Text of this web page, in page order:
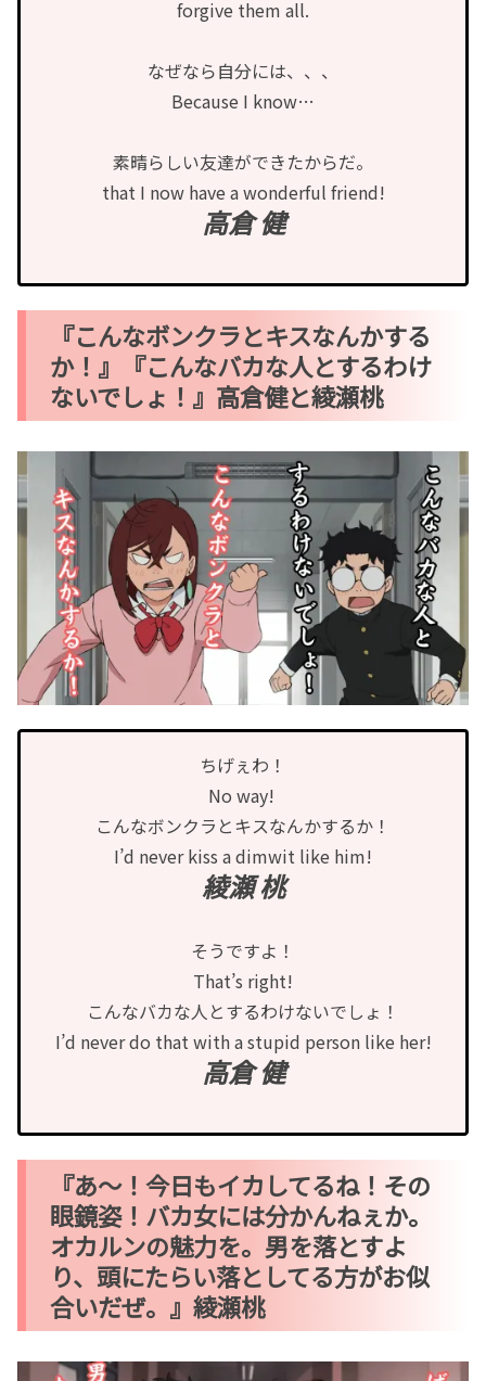
forgive them all.
なぜなら自分には、、、
Because I know…
素晴らしい友達ができたからだ。
that I now have a wonderful friend!
高倉 健
『こんなボンクラとキスなんかする
か！』『こんなバカな人とするわけ
ないでしょ！』高倉健と綾瀬桃
ちげぇわ！
No way!
こんなボンクラとキスなんかするか！
I’d never kiss a dimwit like him!
綾瀬 桃
そうですよ！
That’s right!
こんなバカな人とするわけないでしょ！
I’d never do that with a stupid person like her!
高倉 健
『あ〜！今日もイカしてるね！その
眼鏡姿！バカ女には分かんねぇか。
オカルンの魅力を。男を落とすよ
り、頭にたらい落としてる方がお似
合いだぜ。』綾瀬桃